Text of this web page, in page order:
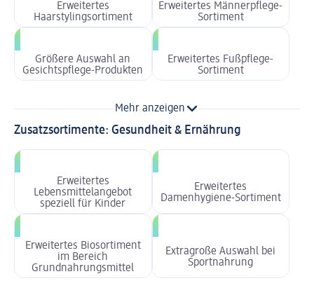
Erweitertes
Haarstylingsortiment
Erweitertes Männerpflege-
Sortiment
Größere Auswahl an
Gesichtspflege-Produkten
Erweitertes Fußpflege-
Sortiment
Mehr anzeigen
Zusatzsortimente: Gesundheit & Ernährung
Erweitertes
Lebensmittelangebot
speziell für Kinder
Erweitertes
Damenhygiene-Sortiment
Erweitertes Biosortiment
im Bereich
Grundnahrungsmittel
Extragroße Auswahl bei
Sportnahrung